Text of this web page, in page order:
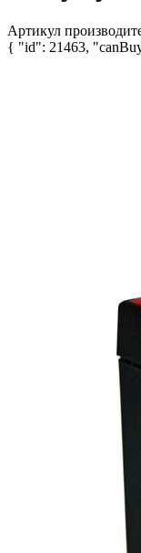
Артикул
{ "id": 21463,